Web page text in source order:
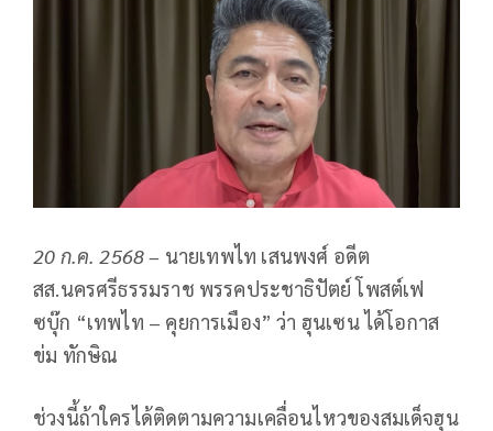
20 ก.ค. 2568 – นายเทพไท เสนพงศ์ อดีต
สส.นครศรีธรรมราช พรรคประชาธิปัตย์ โพสต์เฟ
ซบุ๊ก “เทพไท – คุยการเมือง” ว่า ฮุนเซน ได้โอกาส
ข่ม ทักษิณ
ช่วงนี้ถ้าใครได้ติดตามความเคลื่อนไหวของสมเด็จฮุน